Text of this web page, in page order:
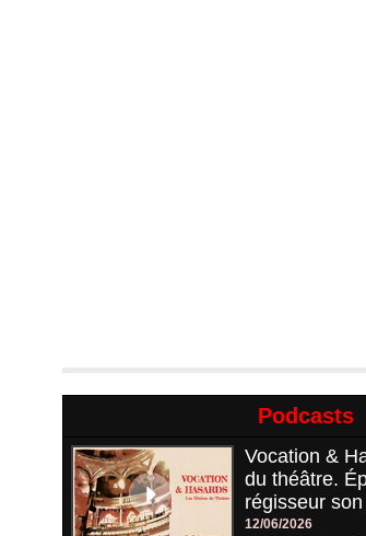
Podcasts
Vocation &
du théâtre.
régisseur son
12/06/2026